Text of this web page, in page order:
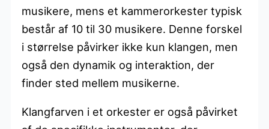
musikere, mens et kammerorkester typisk
består af 10 til 30 musikere. Denne forskel
i størrelse påvirker ikke kun klangen, men
også den dynamik og interaktion, der
finder sted mellem musikerne.
Klangfarven i et orkester er også påvirket